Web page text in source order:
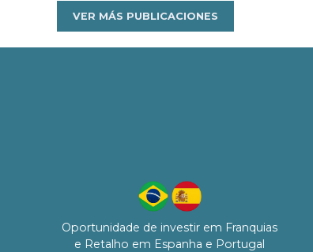
VER MÁS PUBLICACIONES
Oportunidade de investir em Franquias
e Retalho em Espanha e Portugal